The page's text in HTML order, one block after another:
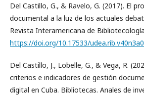
Del Castillo, G., & Ravelo, G. (2017). El
documental a la luz de los actuales
Revista Interamericana de
https://doi.org/10.17533/
Del Castillo, J., Lobelle, G., & Vega, R.
criterios e indicadores de gestión
digital en Cuba. Bibliotecas. Anales de